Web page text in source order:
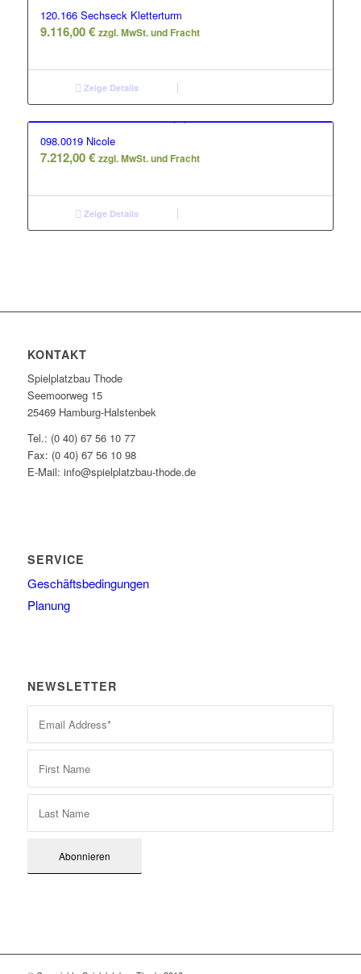
120.166 Sechseck Kletterturm
9.116,00€ zzgl. MwSt. und Fracht
Zeige Details
098.0019 Nicole
7.212,00€ zzgl. MwSt. und Fracht
Zeige Details
KONTAKT
Spielplatzbau Thode
Seemoorweg 15
25469 Hamburg-Halstenbek
Tel.: (0 40) 67 56 10 77
Fax: (0 40) 67 56 10 98
E-Mail: info@spielplatzbau-thode.de
SERVICE
Geschäftsbedingungen
Planung
NEWSLETTER